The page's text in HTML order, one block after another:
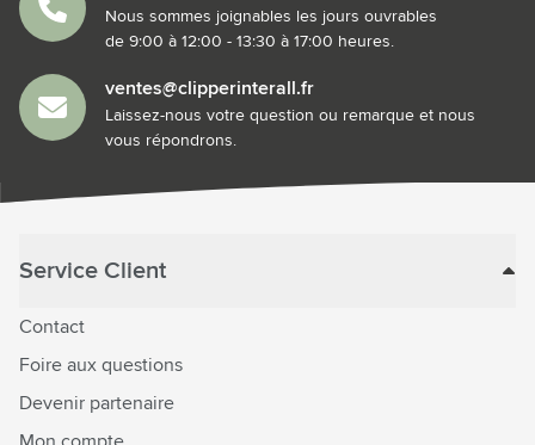
Nous sommes joignables les jours ouvrables
de 9:00 à 12:00 - 13:30 à 17:00 heures.
ventes@clipperinterall.fr
Laissez-nous votre question ou remarque et nous
vous répondrons.
Service Client
Contact
Foire aux questions
Devenir partenaire